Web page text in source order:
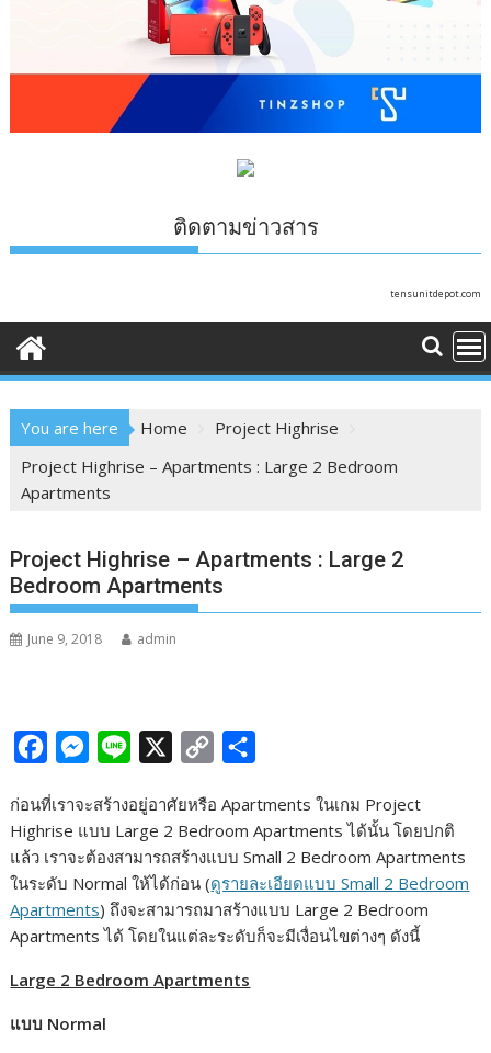
ติดตามข่าวสาร
tensunitdepot.com
You are here Home
Project Highrise
Project Highrise – Apartments : Large 2 Bedroom
Apartments
Project Highrise – Apartments : Large 2
Bedroom Apartments
June 9, 2018 admin
c
b
o
o
k
M
s
s
e
n
g
e
n
e
p
L
i
n
k
a
r
e
ก่อนที่เราจะสร้างอยู่อาศัยหรือ Apartments ในเกม Project
Highrise แบบ Large 2 Bedroom Apartments ได้นั้น โดยปกติ
แล้ว เราจะต้องสามารถสร้างแบบ Small 2 Bedroom Apartments
ในระดับ Normal ให้ได้ก่อน (ดูรายละเอียดแบบ Small 2 Bedroom
Apartments) ถึงจะสามารถมาสร้างแบบ Large 2 Bedroom
Apartments ได้ โดยในแต่ละระดับก็จะมีเงื่อนไขต่างๆ ดังนี้
Large 2 Bedroom Apartments
แบบ Normal